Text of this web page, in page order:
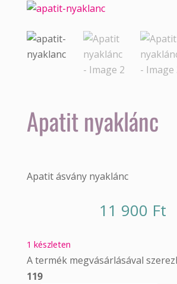
Apatit nyaklánc
Apatit ásvány nyaklánc
11 900 Ft
1 készleten
A termék megvásárlásával
119